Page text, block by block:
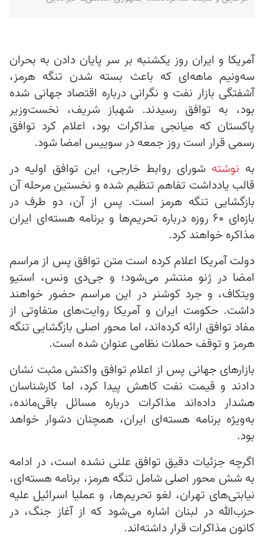
آمریکا و ایران روز یکشنبه بر سر پایان دادن به بحران
سه‌ونیم‌ ماهه‌ای که باعث بسته شدن تنگه هرمز،
آشفتگی بازار نفت و نگرانی درباره اقتصاد جهانی شده
بود، به توافق رسیدند. شهباز شریف، نخست‌وزیر
پاکستان که میانجی مذاکرات بود، اعلام کرد توافق
رسمی قرار است روز جمعه در سوییس امضا شود.
به نوشته شورای روابط خارجی، این توافق اولیه در
قالب یادداشت تفاهم تنظیم شده و نخستین مرحله آن
بازگشایی تنگه هرمز است. پس از آن، دو طرف در
بازه‌ای ۶۰ روزه درباره تحریم‌ها و برنامه هسته‌ای ایران
مذاکره خواهند کرد.
دولت آمریکا اعلام کرده است متن توافق پس از مراسم
امضا در ژنو منتشر می‌شود؛ و جی‌دی ونس، استیو
ویتکاف، و جرد کوشنر در این مراسم حضور خواهند
داشت. حکومت ایران و آمریکا روایت‌های متفاوتی از
مفاد توافق ارائه کرده‌اند، اما محور اصلی بازگشایی تنگه
هرمز و توقف حملات نظامی عنوان شده است.
بازارهای جهانی پس از اعلام توافق واکنش مثبت نشان
دادند و قیمت نفت کاهش پیدا کرد، اما کارشناسان
هشدار داده‌اند مذاکرات درباره مسائل باقی‌مانده،
به‌ویژه برنامه هسته‌ای ایران، همچنان دشوار خواهد
بود.
اگرچه جزئیات دقیق توافق علنی نشده است، در ادامه
به شش محور اصلی شامل تنگه هرمز، برنامه هسته‌ای،
نیابتی‌های تهران، لغو تحریم‌ها، و عملیا اسرائیل علیه
حزب‌الله در لبنان اشاره می‌شود که از آغاز جنگ، در
کانون مذاکرات قرار داشته‌اند.